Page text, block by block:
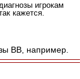
игрокам
кажется.
ВВ, например.